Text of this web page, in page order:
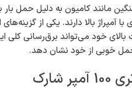
مانند کامیون به دلیل حمل بار
بالای خود می‌تواند برق‌رسانی کلی
خوبی از خود نشان دهد.
شارک